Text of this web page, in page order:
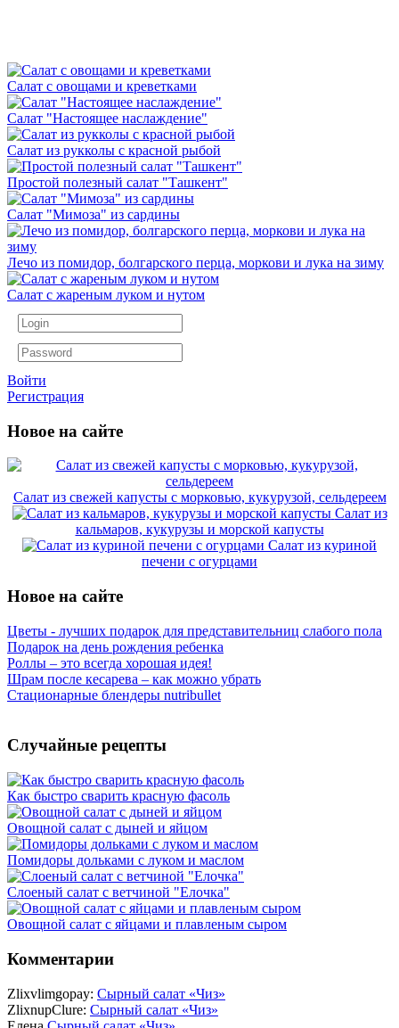
Салат с овощами и креветками
Салат "Настоящее наслаждение"
Салат из рукколы с красной рыбой
Простой полезный салат "Ташкент"
Салат "Мимоза" из сардины
Лечо из помидор, болгарского перца, моркови и лука на зиму
Салат с жареным луком и нутом
Войти
Регистрация
Новое на сайте
Салат из свежей капусты с морковью, кукурузой, сельдереем
Салат из
кальмаров, кукурузы и морской капусты
Салат из куриной
печени с огурцами
Новое на сайте
Цветы - лучших подарок для представительниц слабого пола
Подарок на день рождения ребенка
Роллы – это всегда хорошая идея!
Шрам после кесарева – как можно убрать
Стационарные блендеры nutribullet
Случайные рецепты
Как быстро сварить красную фасоль
Овощной салат с дыней и яйцом
Помидоры дольками с луком и маслом
Слоеный салат с ветчиной "Елочка"
Овощной салат с яйцами и плавленым сыром
Комментарии
Zlixvlimgopay: Сырный салат «Чиз»
ZlixnupClure: Сырный салат «Чиз»